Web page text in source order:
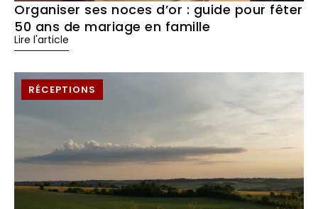
Organiser ses noces d’or : guide pour fêter
50 ans de mariage en famille
Lire l'article
RÉCEPTIONS